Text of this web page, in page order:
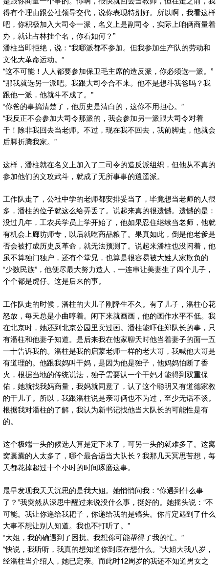
得有个理由跟公社领导交代，说你表现特别好。所以啊，我看这样
吧，你积极加入大司令一派，名义上是副司令，实际上咱俩商量着
办，就让占林挂个名，你看如何？”
潘柱当即拒绝，说：“我哪派都不参加。但我参加生产队的劳动和
文化大革命运动。”
“这不可能！人人都要参加保卫毛主席的造反派，你必须选一派。”
“那我就选另一派吧。我跟大司令合不来。他不是想斗我爸吗？我
跟他一派，他就斗不成了。”
“你爸的事搞清楚了，他历史是清白的，这你不用担心。”
“我反正不会参加大司令那派的，我会参加另一派跟大司令对着
干！除非我回去当老师。不过，现在我不回去，我前脚走，他就会
后脚折腾我家。”
这样，潘柱就在名义上加入了二司令的造反派组织，但他从不真的
参加他们的文攻武斗，就成了无所事事的逍遥派。
工作队走了，公社中学的老师都安排妥当了，毕竟想当老师的人很
多，潘柱的位子就这么给弄丢了。说起来真的很遗憾。遗憾的是：
没过几年，工农兵学员上学开始了，他如果忍住继续当老师，他就
有机会上廊坊师专，以后就吃商品粮了。果真如此，倒是他老爹是
否会被打成历史反革命，就无法预测了。说起来潘柱也没闲着，他
虽不算独门独户，还有个堂兄，也算是很容易被大姓人家欺负的
“少数民族”，他便尽最大努力造人，一连串让美妻生了四个儿子，
个个都是虎仔。这是后来的事。
工作队走的时候，潘柱的大儿子刚降生不久。有了儿子，潘柱心花
怒放，每天总是小曲哼着。闲下来就画画，他的画作水平不低。我
在北京时，她还到北京公园里卖过画。潘柱能吓住郑队长的事，只
有潘柱和他妻子知道。是后来我在他家聊天时他当着妻子的面一五
一十告诉我的。潘柱是我的启蒙老师一样的老大哥，我喊他大哥是
有道理的。他跟我妈叫干妈，是因为他是独子，他妈妈怕断了香
火，根据当地的传统说法，独子需要认一个干妈才能得到双重保
佑，她就找我妈商量，我妈就同意了，认了这个聪明又有道德家教
的干儿子。所以，我跟潘柱说是亲哥俩也不为过，至少无话不谈。
根据我对潘柱的了解，我认为新书记找他当大队长的可能性是有
的。
这个极端一头的候选人算是定下来了，可另一头的就难多了。这窝
窝囊囊的人太多了，哪个最合适当大队长？我那几天冥思苦想，每
天都花掉超过十个小时的时间琢磨这事。
最早发现我天天沉思的是我大姐。她悄悄问我：“你遇到什么事
了？”我突然从深思中醒过来说没什么事，挺好的。她摇头说：“不
可能。我让你递给我耙子，你递给我的是镐头。你肯定遇到了什么
大事不想让别人知道。我也不打听了。”
“大姐，我的确遇到了困扰。我想你可能帮得了我的忙。”
“快说，我听听，我真的想知道你到底在想什么。”大姐大我八岁，
经潘柱当介绍人，她已定亲。而此时12周岁的我还不知道男女之